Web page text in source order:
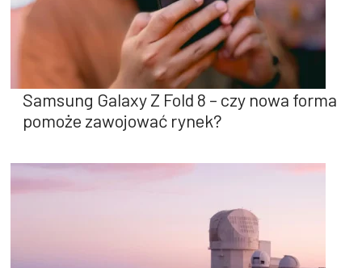
Samsung Galaxy Z Fold 8 – czy nowa forma
pomoże zawojować rynek?